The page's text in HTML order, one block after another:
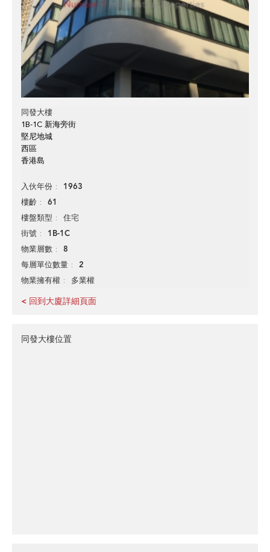
同發大樓
1B-1C 新海旁街
堅尼地城
西區
香港島
入伙年份 1963
樓齡 61
樓盤類型 住宅
街號 1B-1C
物業層數 8
每層單位數量 2
物業擁有權 多業權
< 回到大廈詳細頁面
同發大樓位置